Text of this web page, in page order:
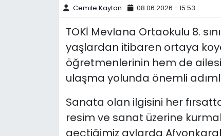
Cemile Kaytan 08.06.2026 - 15:53
TOKİ Mevlana Ortaokulu 8.
yaşlardan itibaren ortaya
öğretmenlerinin hem de
ulaşma yolunda önemli
Sanata olan ilgisini her
resim ve sanat üzerine
geçtiğimiz aylarda